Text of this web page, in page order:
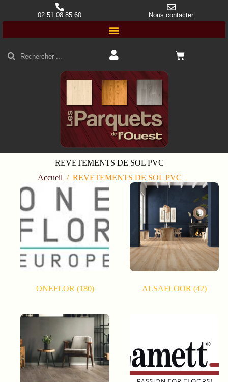
02 51 08 85 60 Nous contacter
REVETEMENTS DE SOL PVC
Accueil / REVETEMENTS DE SOL PVC
ONEFLOR (180) ALSAFLOOR(42)